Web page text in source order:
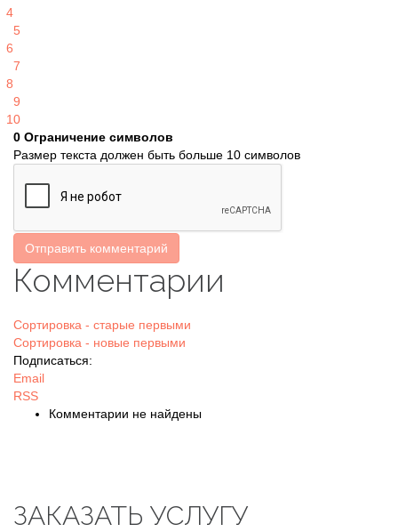
4
5
6
7
8
9
10
0 Ограничение символов
Размер текста должен быть больше 10 символов
Отправить комментарий
Комментарии
Сортировка - старые первыми
Сортировка - новые первыми
Подписаться:
Email
RSS
Комментарии не найдены
ЗАКАЗАТЬ УСЛУГУ